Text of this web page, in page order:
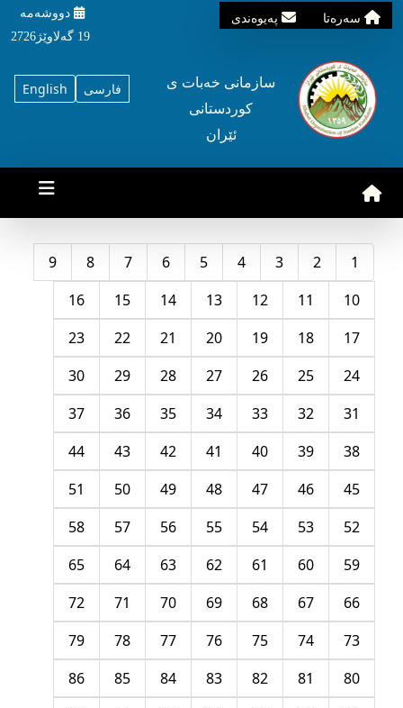
سه‌ره‌تا په‌یوه‌ندی
دووشه‌مه‌‌
19 گه‌لاوێژ2726
English فارسی
سازمانی خه‌بات ی
کوردستانی
ئێران
1
2
3
4
5
6
7
8
9
10
11
12
13
14
15
16
17
18
19
20
21
22
23
24
25
26
27
28
29
30
31
32
33
34
35
36
37
38
39
40
41
42
43
44
45
46
47
48
49
50
51
52
53
54
55
56
57
58
59
60
61
62
63
64
65
66
67
68
69
70
71
72
73
74
75
76
77
78
79
80
81
82
83
84
85
86